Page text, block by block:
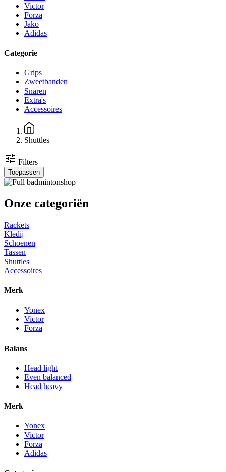
Victor
Forza
Jako
Adidas
Categorie
Grips
Zweetbanden
Snaren
Extra's
Accessoires
Kruimelpad
Shuttles
tune Filters
Toepassen
Onze categoriën
Rackets
Kledij
Schoenen
Tassen
Shuttles
Accessoires
Merk
Yonex
Victor
Forza
Balans
Head light
Even balanced
Head heavy
Merk
Yonex
Victor
Forza
Adidas